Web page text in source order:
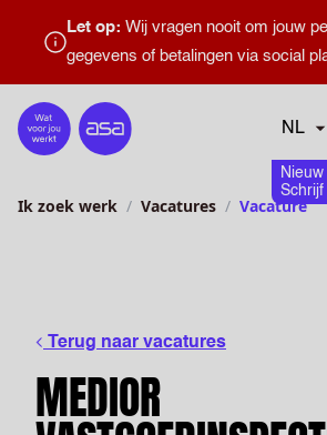
Let op: Wij vragen nooit om jouw
gegevens of betalingen via social
Home
Talen
Nieuw
Schrijf
Ik zoek werk Vacatures Vacature
Terug naar vacatures
MEDIOR